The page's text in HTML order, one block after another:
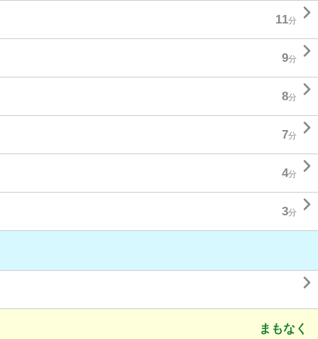
11分 
9分 
8分 
7分 
4分 
3分 

まもなく